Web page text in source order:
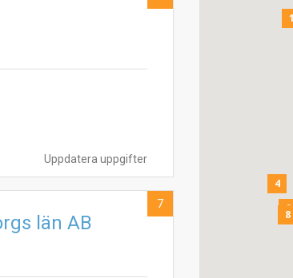
Uppdatera uppgifter
län AB
7
4
8
9